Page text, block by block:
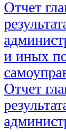
Отчет
и иных
Отчет